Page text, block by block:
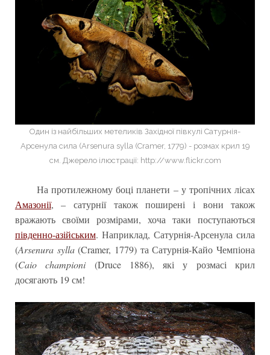
Один із найбільших метеликів Західної півкулі Сатурнія-
Арсенула сила (Arsenura sylla (Cramer, 1779) - розмах крил 19
см. Джерело ілюстрації: http://www.flickr.com
На протилежному боці планети – у тропічних лісах
Амазонії, – сатурнії також поширені і вони також
вражають своїми розмірами, хоча таки поступаються
південно-азійським. Наприклад, Сатурнія-Арсенула сила
(Arsenura sylla(Cramer, 1779) та Сатурнія-Кайо Чемпіона
(Caio championi(Druce 1886), які у розмасі крил
досягають 19 см!